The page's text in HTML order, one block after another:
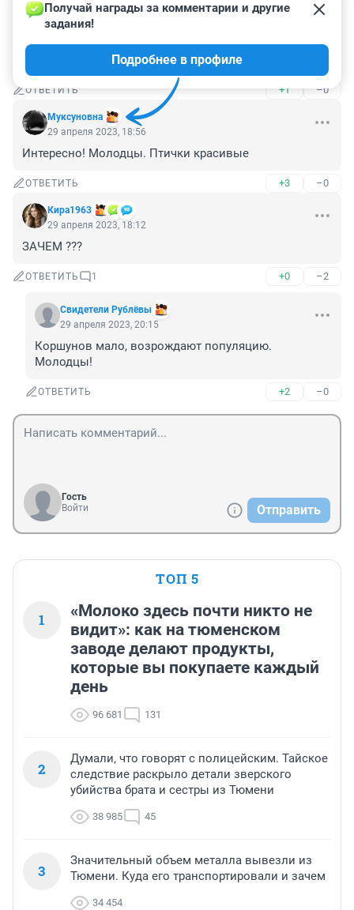
Гость
29 апреля 2023, 20:03
Добрые люди, вы помогли и вам помогут. А то только
и слышно от жлобов убить, да усыпить.
ОТВЕТИТЬ +1 –0
Муксуновна
Получай награды за комментарии и другие
задания!
Подробнее в профиле
29 апреля 2023, 18:56
Интересно! Молодцы. Птички красивые
ОТВЕТИТЬ +3 –0
Кира1963
29 апреля 2023, 18:12
ЗАЧЕМ ???
ОТВЕТИТЬ 1 +0 –2
Свидетели Рублёвы
29 апреля 2023, 20:15
Коршунов мало, возрождают популяцию.
Молодцы!
ОТВЕТИТЬ +2 –0
Гость
Войти
Отправить
ТОП 5
1
«Молоко здесь почти никто не
видит»: как на тюменском
заводе делают продукты,
которые вы покупаете каждый
день
96 681 131
2
Думали, что говорят с полицейским. Тайское
следствие раскрыло детали зверского
убийства брата и сестры из Тюмени
38 985 45
3
Значительный объем металла вывезли из
Тюмени. Куда его транспортировали и зачем
34 454